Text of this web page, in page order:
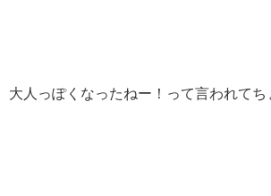
大人っぽくなったねー！って言われてち